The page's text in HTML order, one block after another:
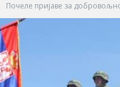
Почеле пријаве за